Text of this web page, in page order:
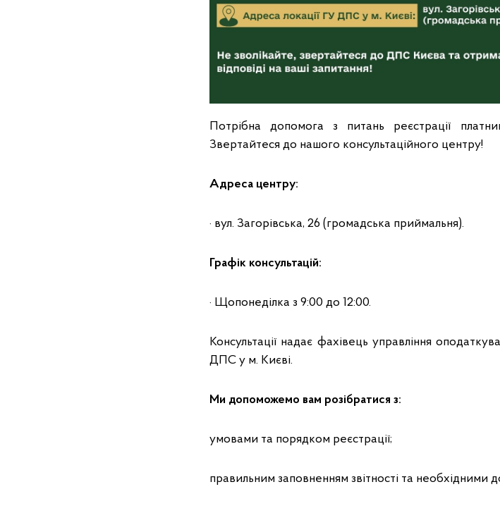
Потрібна допомога з питань реєстрації
Звертайтеся до нашого консультаційного центру!
Адреса центру:
· вул. Загорівська, 26 (громадська приймальня).
Графік консультацій:
· Щопонеділка з 9:00 до 12:00.
Консультації надає фахівець управління
ДПС у м. Києві.
Ми допоможемо вам розібратися з:
умовами та порядком реєстрації;
правильним заповненням звітності та необхідними